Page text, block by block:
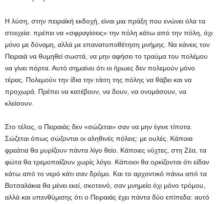
Η λύση, στην πειραϊκή εκδοχή, είναι μια πράξη που ενώνει όλα τα
στοιχεία: πρέπει να «σφραγίσεις» την πόλη κάτω από την πόλη, όχι
μόνο με δύναμη, αλλά με επανατοποθέτηση μνήμης. Να κάνεις τον
Πειραιά να θυμηθεί σωστά, να μην αφήσει το τραύμα του πολέμου
να γίνει πόρτα. Αυτό σημαίνει ότι οι ήρωες δεν πολεμούν μόνο
τέρας. Πολεμούν την ίδια την τάση της πόλης να θάβει και να
προχωρά. Πρέπει να κατέβουν, να δουν, να ονομάσουν, να
κλείσουν.
Στο τέλος, ο Πειραιάς δεν «σώζεται» σαν να μην έγινε τίποτα.
Σώζεται όπως σώζονται οι αληθινές πόλεις: με ουλές. Κάποια
φρεάτια θα μυρίζουν πάντα λίγο θείο. Κάποιες νύχτες, στη Ζέα, τα
φώτα θα τρεμοπαίζουν χωρίς λόγο. Κάποιοι θα ορκίζονται ότι είδαν
κάτω από το νερό κάτι σαν δρόμο. Και το αρχοντικό πάνω από τα
Βοτσαλάκια θα μένει εκεί, σκοτεινό, σαν μνημείο όχι μόνο τρόμου,
αλλά και υπενθύμισης ότι ο Πειραιάς έχει πάντα δύο επίπεδα: αυτό